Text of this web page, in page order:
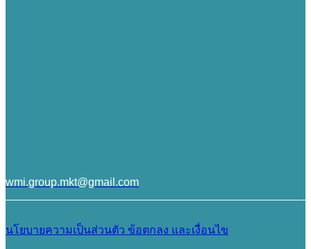
wmi.group.mkt@gmail.com
นโยบายความเป็นส่วนตัว ข้อตกลง และเงื่อนไข